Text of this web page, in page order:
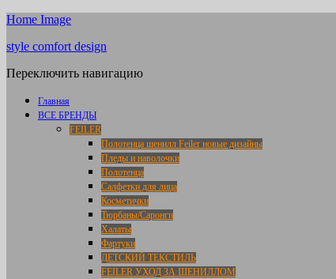
Home Image
style comfort design
Переключить навигацию
Главная
ВСЕ БРЕНДЫ
FEILER
Полотенца шенилл Feiler новые дизайны
Пледы и наволочки
Полотенца
Салфетки для лица
Косметички
Тюрбаны/Саронги
Халаты
Фартуки
ДЕТСКИЙ ТЕКСТИЛЬ
FEILER УХОД ЗА ШЕНИЛЛОМ